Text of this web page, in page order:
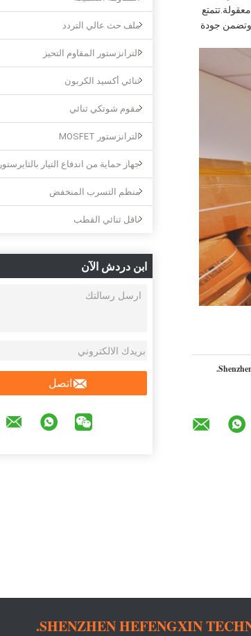
ملف حث عالي التردد
الترانزستور المقاوم التحيز
ثنائي أكسيد الكربون
مقوم شوتكي ثنائي
الترانزستور MOSFET
جهاز حماية من اندفاع التيار بالثايرستور
منظم التسرب المنخفض
ناقل ثنائي القطب
ابن دردش الآن
اتصل
تتمتع
وتضمن جودة
SHENZHEN HEFENGXIN